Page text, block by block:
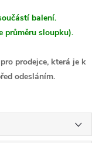
balení.
průměru sloupku).
prodejce, která je k
odesláním.